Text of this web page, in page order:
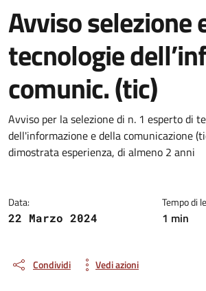
Avviso selezione
tecnologie
comunic. (tic)
Dettagli del
Avviso per la selezione di n. 1 esperto di
dell'informazione e della comunicazione
dimostrata esperienza, di almeno 2 anni
Data:
22 Marzo 2024
Tempo di
1 min
Condividi Vedi azioni